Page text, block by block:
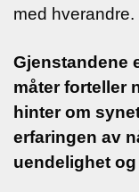
med hverandre.
Gjenstandene
måter forteller
hinter om
erfaringen av
uendelighet